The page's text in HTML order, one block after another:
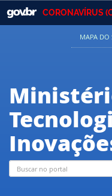
GOVBR
CORONAVÍRUS
Casa Civil
Ministério da Justiça e
Ministério das Relações
Ministério da Economia
Ministério da Infraestrutura
Ministério da Agricultura,
MAPA DO